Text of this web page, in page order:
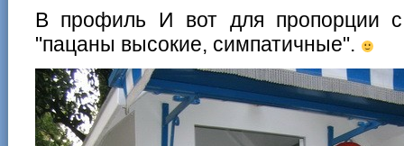
В профиль И вот для пропорции
"пацаны высокие, симпатичные".